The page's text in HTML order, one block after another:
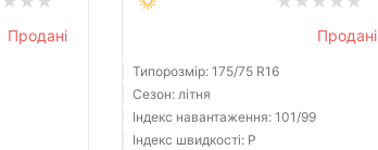
Продані Продані
Типорозмір: 175/75 R16
Сезон: літня
Індекс навантаження: 101/99
Індекс швидкості: P